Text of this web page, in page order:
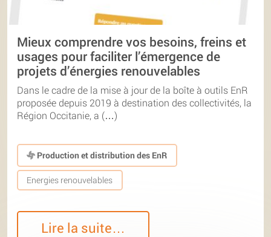
Mieux comprendre vos besoins, freins et
usages pour faciliter l’émergence de
projets d’énergies renouvelables
Dans le cadre de la mise à jour de la boîte à outils EnR
proposée depuis 2019 à destination des collectivités, la
Région Occitanie, a (…)
Production et distribution des EnR
Energies renouvelables
Lire la suite…